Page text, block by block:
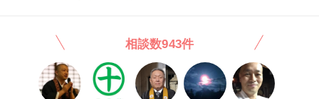
相談数943件